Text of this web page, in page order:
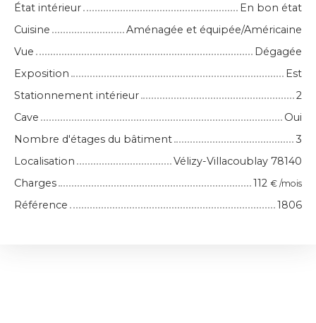
État intérieur
En bon état
Cuisine
Aménagée et équipée/Américaine
Vue
Dégagée
Exposition
Est
Stationnement intérieur
2
Cave
Oui
Nombre d'étages du bâtiment
3
Localisation
Vélizy-Villacoublay 78140
Charges
112 € /mois
Référence 1806